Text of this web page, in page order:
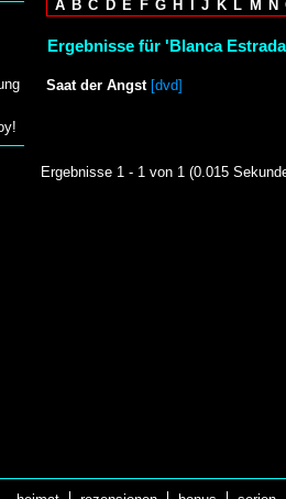
A B C D E F G H I J K L M N
Ergebnisse für 'Blanca
Saat der Angst [dvd]
Ergebnisse 1 - 1 von 1 (0.015